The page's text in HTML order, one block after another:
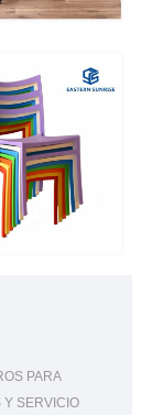
PARA
Y SERVICIO